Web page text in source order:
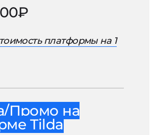
платформы на 1
Промо на
Tilda